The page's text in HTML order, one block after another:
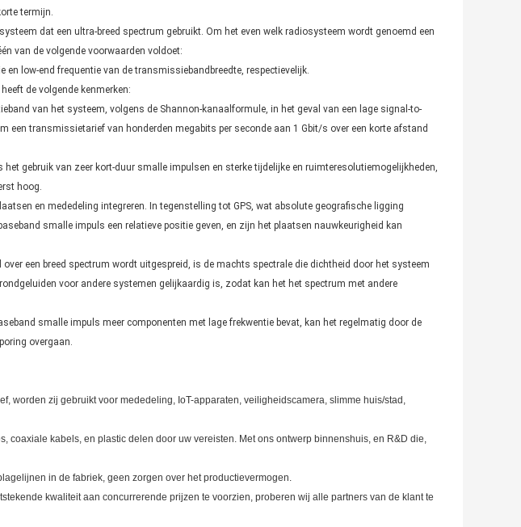
termijn.
dat een ultra-breed spectrum gebruikt. Om het even welk radiosysteem wordt genoemd een
van de volgende voorwaarden voldoet:
en low-end frequentie van de transmissiebandbreedte, respectievelijk.
de volgende kenmerken:
van het systeem, volgens de Shannon-kanaalformule, in het geval van een lage signal-to-
een transmissietarief van honderden megabits per seconde aan 1 Gbit/s over een korte afstand
het gebruik van zeer kort-duur smalle impulsen en sterke tijdelijke en ruimteresolutiemogelijkheden,
hoog.
en mededeling integreren. In tegenstelling tot GPS, wat absolute geografische ligging
smalle impuls een relatieve positie geven, en zijn het plaatsen nauwkeurigheid kan
een breed spectrum wordt uitgespreid, is de machts spectrale die dichtheid door het systeem
voor andere systemen gelijkaardig is, zodat kan het het spectrum met andere
smalle impuls meer componenten met lage frekwentie bevat, kan het regelmatig door de
overgaan.
worden zij gebruikt voor mededeling, IoT-apparaten, veiligheidscamera, slimme huis/stad,
coaxiale kabels, en plastic delen door uw vereisten. Met ons ontwerp binnenshuis, en R&D die,
in de fabriek, geen zorgen over het productievermogen.
kwaliteit aan concurrerende prijzen te voorzien, proberen wij alle partners van de klant te